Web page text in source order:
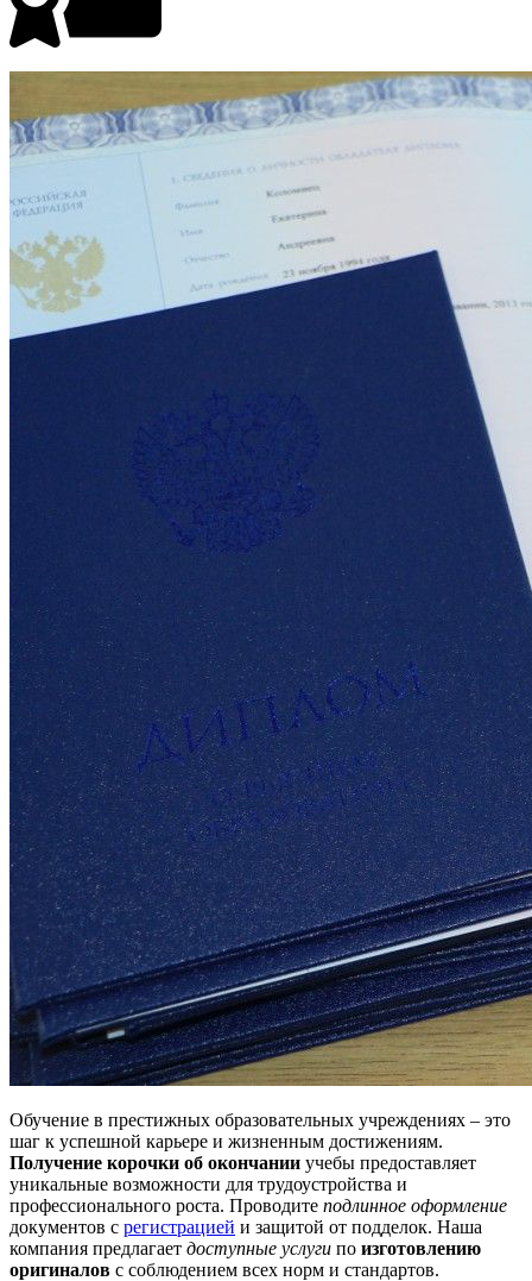
Обучение в престижных образовательных учреждениях – это
шаг к успешной карьере и жизненным достижениям.
Получение корочки об окончании учебы предоставляет
уникальные возможности для трудоустройства и
профессионального роста. Проводите подлинное оформление
документов с регистрацией и защитой от подделок. Наша
компания предлагает доступные услуги по изготовлению
оригиналов с соблюдением всех норм и стандартов.